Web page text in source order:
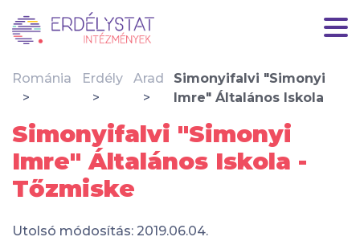
Románia Erdély Arad
Simonyifalvi "Simonyi
Imre" Általános Iskola
Simonyifalvi "Simonyi
Imre" Általános Iskola -
Tőzmiske
Utolsó módosítás: 2019.06.04.